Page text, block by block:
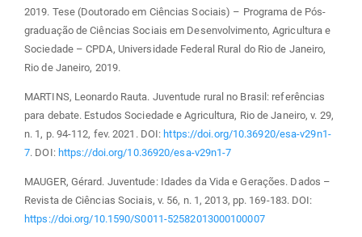
2019. Tese (Doutorado em Ciências Sociais) – Programa de Pós-
graduação de Ciências Sociais em Desenvolvimento, Agricultura e
Sociedade – CPDA, Universidade Federal Rural do Rio de Janeiro,
Rio de Janeiro, 2019.
MARTINS, Leonardo Rauta. Juventude rural no Brasil: referências
para debate. Estudos Sociedade e Agricultura, Rio de Janeiro, v. 29,
n. 1, p. 94-112, fev. 2021. DOI: https://doi.org/10.36920/esa-v29n1-
7. DOI: https://doi.org/10.36920/esa-v29n1-7
MAUGER, Gérard. Juventude: Idades da Vida e Gerações. Dados –
Revista de Ciências Sociais, v. 56, n. 1, 2013, pp. 169-183. DOI:
https://doi.org/10.1590/S0011-52582013000100007